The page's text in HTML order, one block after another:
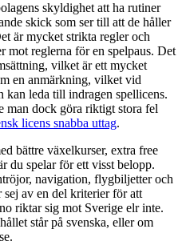
skyldighet att ha rutiner
skick som ser till att de håller
är mycket strikta regler och
mot reglerna för en spelpaus. Det
vilket är ett mycket
en anmärkning, vilket vid
kan leda till indragen spellicens.
man dock göra riktigt stora fel
licens snabba uttag.
bättre växelkurser, extra free
du spelar för ett visst belopp.
navigation, flygbiljetter och
av en del kriterier för att
riktar sig mot Sverige elr inte.
står på svenska, eller om